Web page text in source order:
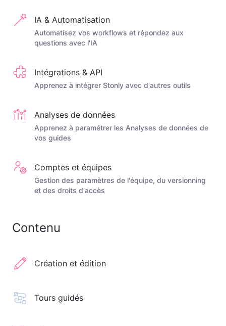
IA & Automatisation
Automatisez vos workflows et répondez aux
questions avec l'IA
Intégrations & API
Apprenez à intégrer Stonly avec d'autres outils
Analyses de données
Apprenez à paramétrer les Analyses de données de
vos guides
Comptes et équipes
Gestion des paramètres de l'équipe, du versionning
et des droits d'accès
Contenu
Création et édition
Tours guidés